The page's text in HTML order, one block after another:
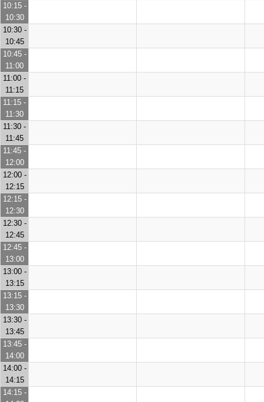
10:15 -
10:30
10:30 -
10:45
10:45 -
11:00
11:00 -
11:15
11:15 -
11:30
11:30 -
11:45
11:45 -
12:00
12:00 -
12:15
12:15 -
12:30
12:30 -
12:45
12:45 -
13:00
13:00 -
13:15
13:15 -
13:30
13:30 -
13:45
13:45 -
14:00
14:00 -
14:15
14:15 -